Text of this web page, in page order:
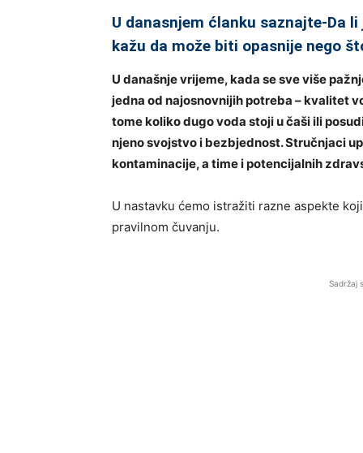
U danasnjem ćlanku saznajte-Da
kažu da može biti opasnije nego
U današnje vrijeme, kada se sve više
jedna od najosnovnijih potreba – kvalitet
tome koliko dugo voda stoji u čaši ili
njeno svojstvo i bezbjednost. Stručnjaci
kontaminacije, a time i potencijalnih
U nastavku ćemo istražiti razne aspekte
pravilnom čuvanju.
Sadržaj